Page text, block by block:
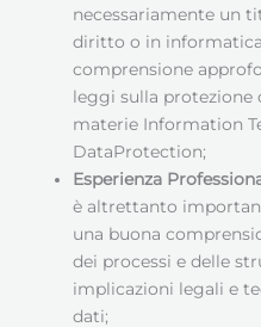
necessariamente un
diritto o in
comprensione
leggi sulla protezione
materie Information
DataProtection;
Esperienza
è altrettanto
una buona
dei processi e delle
implicazioni legali e
dati;